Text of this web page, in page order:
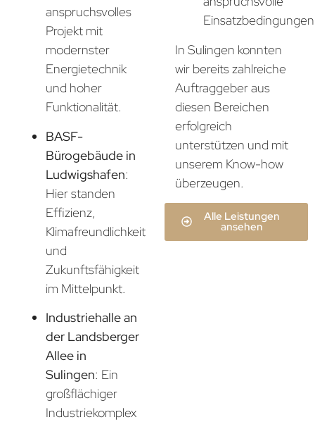
anspruchsvolles
Projekt mit
modernster
Energietechnik
und hoher
Funktionalität.
BASF-
Bürogebäude in
Ludwigshafen:
Hier standen
Effizienz,
Klimafreundlichkeit
und
Zukunftsfähigkeit
im Mittelpunkt.
Industriehalle an
der Landsberger
Allee in
Sulingen: Ein
großflächiger
Industriekomplex
In Sulingen konnten
wir bereits zahlreiche
Auftraggeber aus
diesen Bereichen
erfolgreich
unterstützen und mit
unserem Know-how
überzeugen.
Alle Leistungen
ansehen